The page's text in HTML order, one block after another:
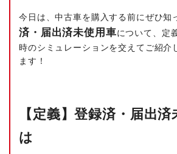
今日は、中古車を購入する前にぜひ知
済・届出済未使用車について、定
時のシミュレーションを交えてご紹介
ます！
【定義】登録済・届出済
は